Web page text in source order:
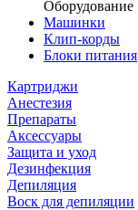
Оборудование
Машинки
Клип-корды
Блоки питания
Картриджи
Анестезия
Препараты
Аксессуары
Защита и уход
Дезинфекция
Депиляция
Воск для депиляции